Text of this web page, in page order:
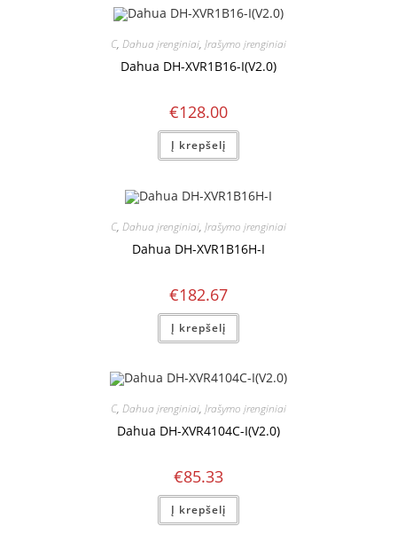
C, Dahua įrenginiai, Įrašymo įrenginiai
Dahua DH-XVR1B16-I(V2.0)
€128.00
Į krepšelį
C, Dahua įrenginiai, Įrašymo įrenginiai
Dahua DH-XVR1B16H-I
€182.67
Į krepšelį
C, Dahua įrenginiai, Įrašymo įrenginiai
Dahua DH-XVR4104C-I(V2.0)
€85.33
Į krepšelį